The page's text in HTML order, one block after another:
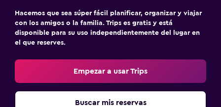
Hacemos que sea súper fácil planificar, organizar y viajar
con los amigos o la familia. Trips es gratis y está
disponible para su uso independientemente del lugar en
el que reserves.
Empezar a usar Trips
Buscar mis reservas